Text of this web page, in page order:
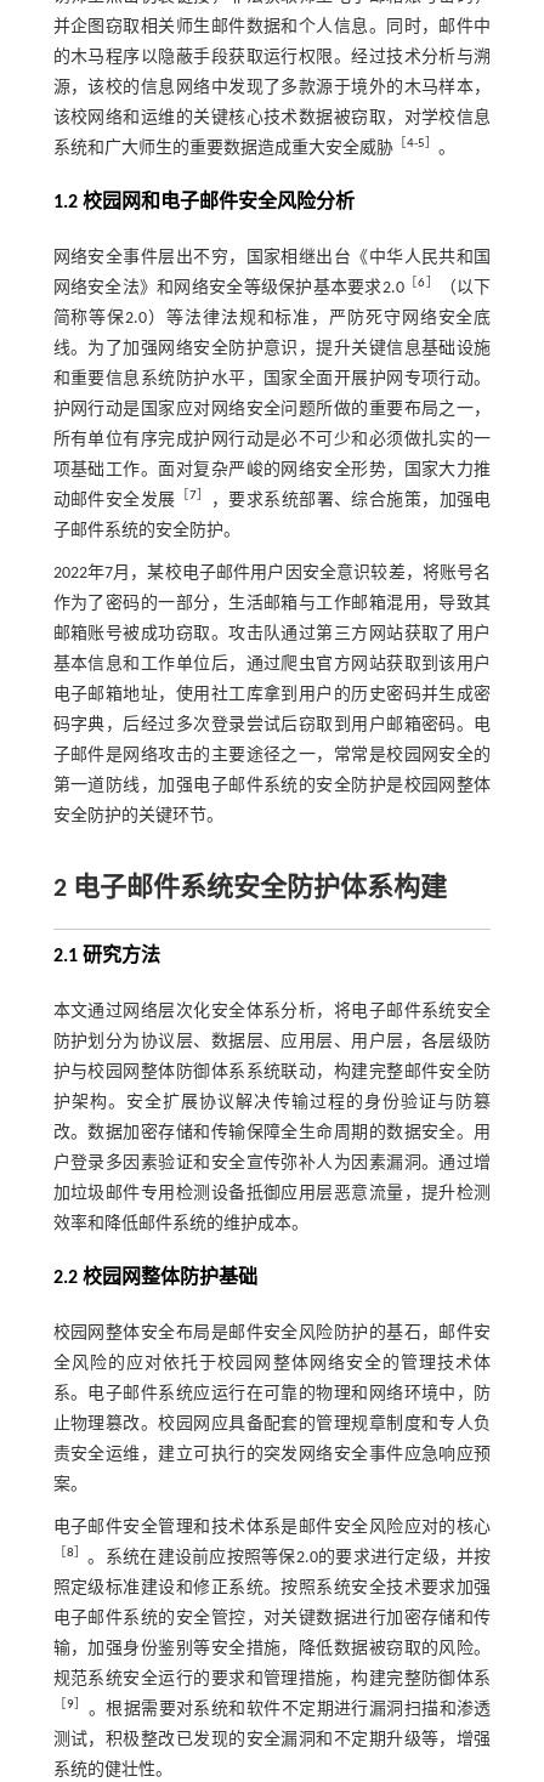
并企图窃取相关师生邮件数据和个人信息。同时，邮件中
的木马程序以隐蔽手段获取运行权限。经过技术分析与溯
源，该校的信息网络中发现了多款源于境外的木马样本，
该校网络和运维的关键核心技术数据被窃取，对学校信息
系统和广大师生的重要数据造成重大安全威胁 ［4-5］ 。
1.2 校园网和电子邮件安全风险分析
网络安全事件层出不穷，国家相继出台《中华人民共和国
网络安全法》和网络安全等级保护基本要求2.0［6］
（以下
简称等保2.0）等法律法规和标准，严防死守网络安全底
线。为了加强网络安全防护意识，提升关键信息基础设施
和重要信息系统防护水平，国家全面开展护网专项行动。
护网行动是国家应对网络安全问题所做的重要布局之一，
所有单位有序完成护网行动是必不可少和必须做扎实的一
项基础工作。面对复杂严峻的网络安全形势，国家大力推
动邮件安全发展 ［7］
，要求系统部署、综合施策，加强电
子邮件系统的安全防护。
2022年7月，某校电子邮件用户因安全意识较差，将账号名
作为了密码的一部分，生活邮箱与工作邮箱混用，导致其
邮箱账号被成功窃取。攻击队通过第三方网站获取了用户
基本信息和工作单位后，通过爬虫官方网站获取到该用户
电子邮箱地址，使用社工库拿到用户的历史密码并生成密
码字典，后经过多次登录尝试后窃取到用户邮箱密码。电
子邮件是网络攻击的主要途径之一，常常是校园网安全的
第一道防线，加强电子邮件系统的安全防护是校园网整体
安全防护的关键环节。
2 电子邮件系统安全防护体系构建
2.1 研究方法
本文通过网络层次化安全体系分析，将电子邮件系统安全
防护划分为协议层、数据层、应用层、用户层，各层级防
护与校园网整体防御体系系统联动，构建完整邮件安全防
护架构。安全扩展协议解决传输过程的身份验证与防篡
改。数据加密存储和传输保障全生命周期的数据安全。用
户登录多因素验证和安全宣传弥补人为因素漏洞。通过增
加垃圾邮件专用检测设备抵御应用层恶意流量，提升检测
效率和降低邮件系统的维护成本。
2.2 校园网整体防护基础
校园网整体安全布局是邮件安全风险防护的基石，邮件安
全风险的应对依托于校园网整体网络安全的管理技术体
系。电子邮件系统应运行在可靠的物理和网络环境中，防
止物理篡改。校园网应具备配套的管理规章制度和专人负
责安全运维，建立可执行的突发网络安全事件应急响应预
案。
电子邮件安全管理和技术体系是邮件安全风险应对的核心
［8］ 。系统在建设前应按照等保2.0的要求进行定级，并按
照定级标准建设和修正系统。按照系统安全技术要求加强
电子邮件系统的安全管控，对关键数据进行加密存储和传
输，加强身份鉴别等安全措施，降低数据被窃取的风险。
规范系统安全运行的要求和管理措施，构建完整防御体系
［9］ 。根据需要对系统和软件不定期进行漏洞扫描和渗透
测试，积极整改已发现的安全漏洞和不定期升级等，增强
系统的健壮性。